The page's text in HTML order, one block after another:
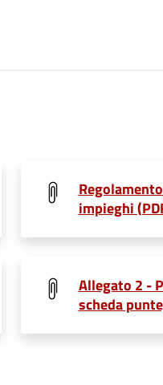
impieghi
Allegato 2 -
scheda